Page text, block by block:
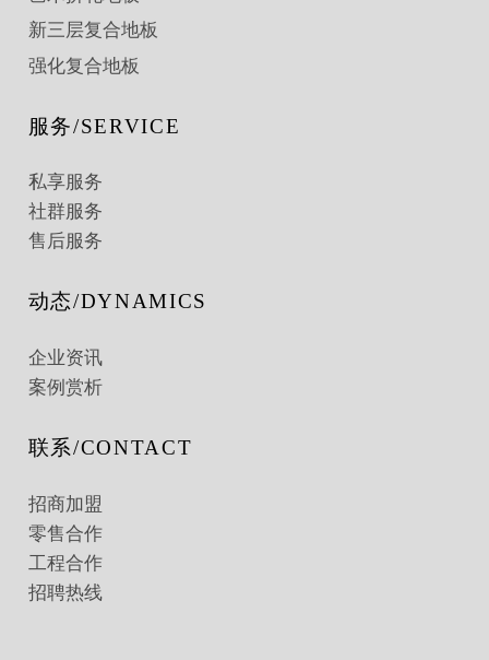
新三层复合地板
强化复合地板
服务/SERVICE
私享服务
社群服务
售后服务
动态/DYNAMICS
企业资讯
案例赏析
联系/CONTACT
招商加盟
零售合作
工程合作
招聘热线